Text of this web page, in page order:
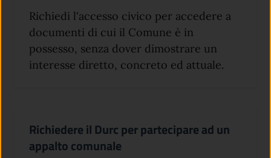
Richiedi l'accesso civico per accedere a
documenti di cui il Comune è in
possesso, senza dover dimostrare un
interesse diretto, concreto ed attuale.
Richiedere il Durc per partecipare ad un
appalto comunale